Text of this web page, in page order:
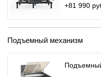
+81 990
Подъемный механизм